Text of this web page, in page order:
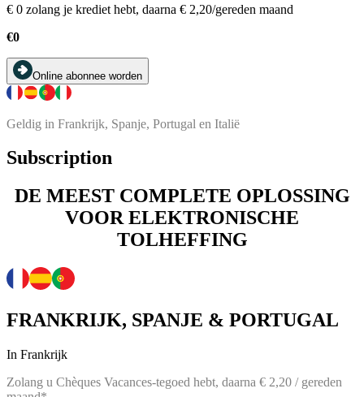
€ 0 zolang je krediet hebt, daarna € 2,20/gereden maand
€0
Online abonnee worden
Geldig in Frankrijk, Spanje, Portugal en Italië
Subscription
DE MEEST COMPLETE OPLOSSING
VOOR ELEKTRONISCHE
TOLHEFFING
FRANKRIJK, SPANJE & PORTUGAL
In Frankrijk
Zolang u Chèques Vacances-tegoed hebt, daarna € 2,20 / gereden